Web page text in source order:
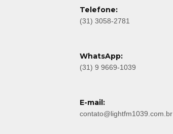
Telefone:
(31) 3058-2781
WhatsApp:
(31) 9 9669-1039
E-mail:
contato@lightfm1039.com.br